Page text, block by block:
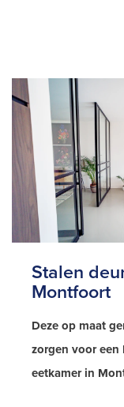
Stalen
Montfoort
Deze op maat
zorgen voor
eetkamer in